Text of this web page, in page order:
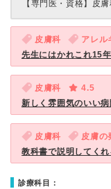
【専門医・資格】 皮
皮膚科 アレル
先生にはかれこれ15
皮膚科
4.5
新しく雰囲気のいい病
皮膚科 皮膚の
教科書で説明してくれ
診療科目：